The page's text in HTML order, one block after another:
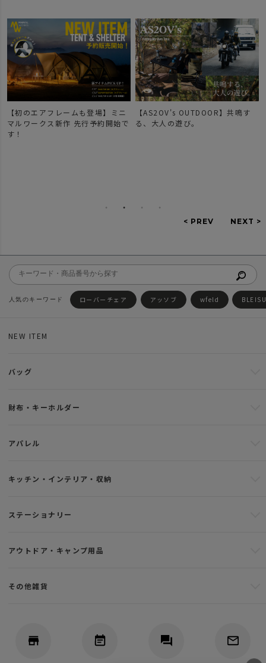
【初のエアフレームも登場】ミニ
マルワークス新作 先行予約開始で
す！
【AS2OV's OUTDOOR】共鳴す
る、大人の遊び。
ローバーチェア アッソブ wfeld
NEW ITEM
バッグ
財布・キーホルダー
アパレル
キッチン・インテリア・収納
ステーショナリー
アウトドア・キャンプ用品
その他雑貨